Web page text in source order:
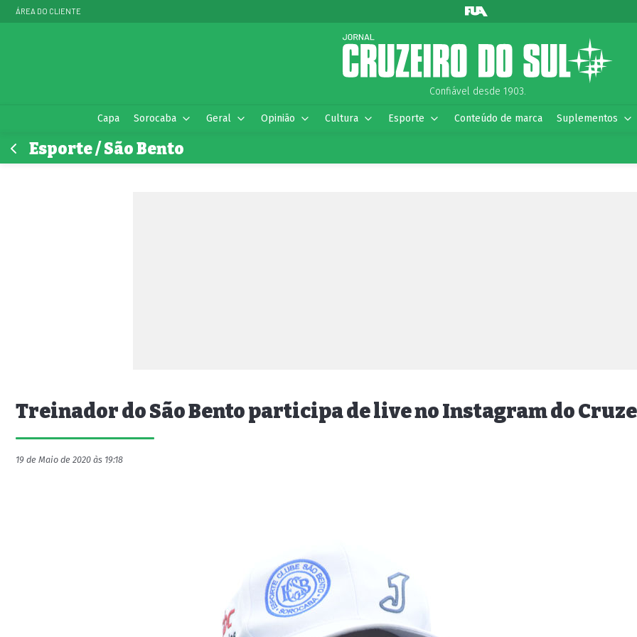
ÁREA DO CLIENTE
Confiável desde 1903.
Capa Sorocaba Geral Opinião Cultura Esporte Conteúdo de marca Suplementos
Esporte / São Bento
Treinador do São Bento participa de live no Instagram do
19 de Maio de 2020 às 19:18